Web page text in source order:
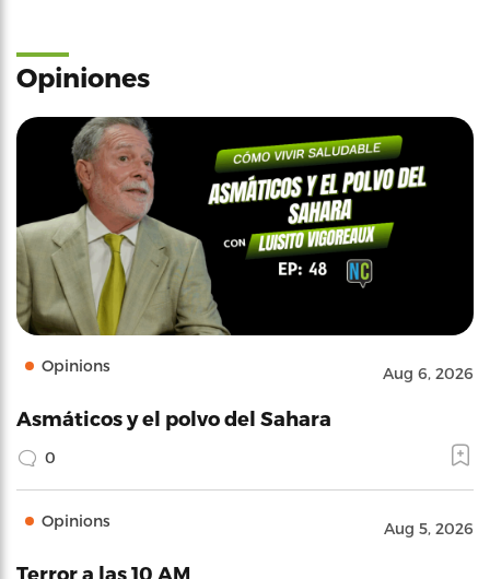
Opiniones
Opinions Aug 6, 2026
Asmáticos y el polvo del Sahara
0
Opinions Aug 5, 2026
Terror a las 10 AM